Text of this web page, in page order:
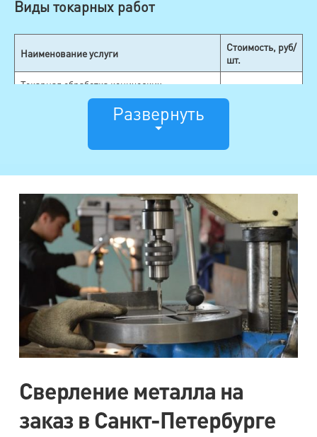
Виды токарных работ
Наименование услуги
Стоимость, руб/
шт.
Токарная обработка конических
Токарная обработка цилиндрических
Токарная обработка торцов и уступов
от 70
Отрезка заготовок из металла
от 50
Токарная обработка цветных металлов
от 300
Токарная обработка черных металлов
Накатывание рифлений
от 30
Нарезка резьбы
от 60
заказчика.
Если цена на работу отсутствует в прайсе,
Развернуть
Сверление металла на
заказ в Санкт-Петербурге